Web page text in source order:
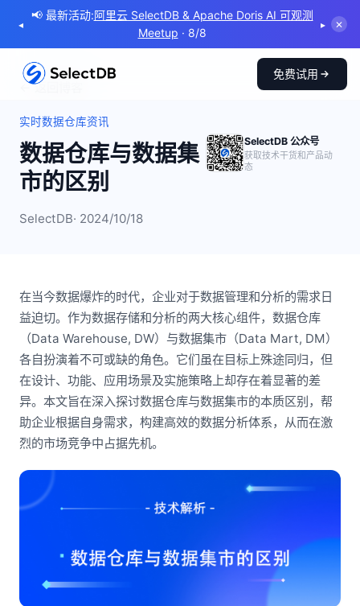
◂
📢 最新活动:阿里云 SelectDB & Apache Doris AI 可观测
Meetup · 8/8
▸ ✕
免费试用
← 返回博客
实时数据仓库资讯
数据仓库与数据集
市的区别
SelectDB· 2024/10/18
SelectDB 公众号
获取技术干货和产品动
态
在当今数据爆炸的时代，企业对于数据管理和分析的需求日
益迫切。作为数据存储和分析的两大核心组件，数据仓库
（Data Warehouse, DW）与数据集市（Data Mart, DM）
各自扮演着不可或缺的角色。它们虽在目标上殊途同归，但
在设计、功能、应用场景及实施策略上却存在着显著的差
异。本文旨在深入探讨数据仓库与数据集市的本质区别，帮
助企业根据自身需求，构建高效的数据分析体系，从而在激
烈的市场竞争中占据先机。